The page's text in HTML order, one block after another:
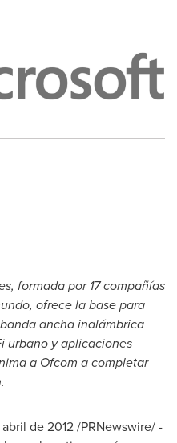
formada por 17 compañías
ofrece la base para
ancha inalámbrica
urbano y aplicaciones
a Ofcom a completar
de 2012 /PRNewswire/ -